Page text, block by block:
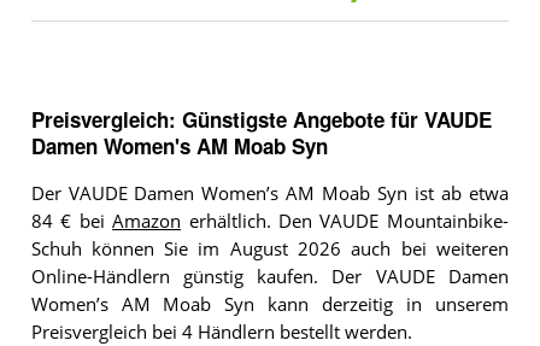
Preisvergleich: Günstigste Angebote für VAUDE
Damen Women's AM Moab Syn
Der VAUDE Damen Women’s AM Moab Syn ist ab etwa
84 € beiAmazon erhältlich. Den VAUDE Mountainbike-
Schuh können Sie im August 2026 auch bei weiteren
Online-Händlern günstig kaufen. Der VAUDE Damen
Women’s AM Moab Syn kann derzeitig in unserem
Preisvergleich bei 4 Händlern bestellt werden.